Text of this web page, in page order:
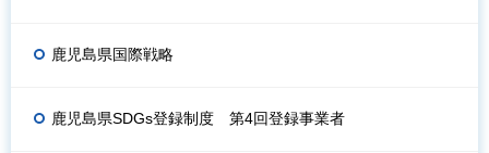
鹿児島県国際戦略
鹿児島県SDGs登録制度 第4回登録事業者